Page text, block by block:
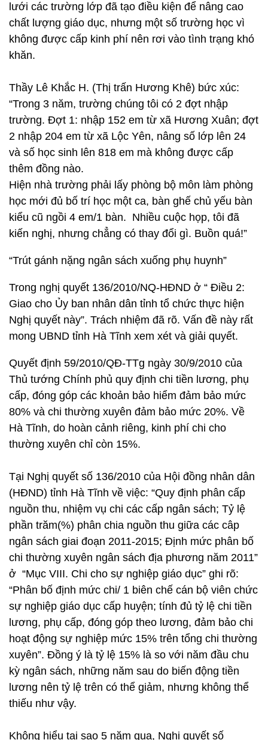
lưới các trường lớp đã tạo điều kiện để nâng cao
chất lượng giáo dục, nhưng một số trường học vì
không được cấp kinh phí nên rơi vào tình trạng khó
khăn.
Thầy Lê Khắc H. (Thị trấn Hương Khê) bức xúc:
“Trong 3 năm, trường chúng tôi có 2 đợt nhập
trường. Đợt 1: nhập 152 em từ xã Hương Xuân; đợt
2 nhập 204 em từ xã Lộc Yên, nâng số lớp lên 24
và số học sinh lên 818 em mà không được cấp
thêm đồng nào.
Hiện nhà trường phải lấy phòng bộ môn làm phòng
học mới đủ bố trí học một ca, bàn ghế chủ yếu bàn
kiểu cũ ngồi 4 em/1 bàn. Nhiều cuộc họp, tôi đã
kiến nghị, nhưng chẳng có thay đổi gì. Buồn quá!”
“Trút gánh nặng ngân sách xuống phụ huynh”
Trong nghị quyết 136/2010/NQ-HĐND ở “ Điều 2:
Giao cho Ủy ban nhân dân tỉnh tổ chức thực hiện
Nghị quyết này”. Trách nhiệm đã rõ. Vấn đề này rất
mong UBND tỉnh Hà Tĩnh xem xét và giải quyết.
Quyết định 59/2010/QĐ-TTg ngày 30/9/2010 của
Thủ tướng Chính phủ quy định chi tiền lương, phụ
cấp, đóng góp các khoản bảo hiểm đảm bảo mức
80% và chi thường xuyên đảm bảo mức 20%. Về
Hà Tĩnh, do hoàn cảnh riêng, kinh phí chi cho
thường xuyên chỉ còn 15%.
Tại Nghị quyết số 136/2010 của Hội đồng nhân dân
(HĐND) tỉnh Hà Tĩnh về việc: “Quy định phân cấp
nguồn thu, nhiệm vụ chi các cấp ngân sách; Tỷ lệ
phần trăm(%) phân chia nguồn thu giữa các câp
ngân sách giai đoạn 2011-2015; Định mức phân bố
chi thường xuyên ngân sách địa phương năm 2011”
ở “Mục VIII. Chi cho sự nghiệp giáo dục” ghi rõ:
“Phân bố định mức chi/ 1 biên chế cán bộ viên chức
sự nghiệp giáo dục cấp huyện; tính đủ tỷ lệ chi tiền
lương, phụ cấp, đóng góp theo lương, đảm bảo chi
hoạt động sự nghiệp mức 15% trên tổng chi thường
xuyên”. Đồng ý là tỷ lệ 15% là so với năm đầu chu
kỳ ngân sách, những năm sau do biến động tiền
lương nên tỷ lệ trên có thể giảm, nhưng không thể
thiếu như vậy.
Không hiểu tại sao 5 năm qua, Nghị quyết số